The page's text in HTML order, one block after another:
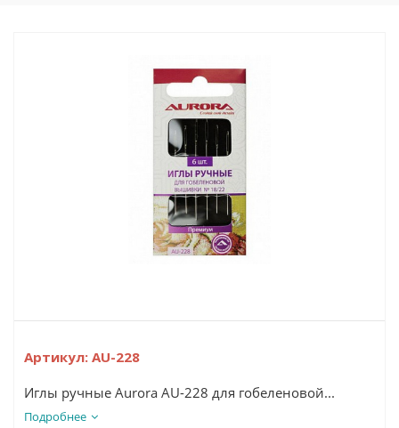
Артикул: AU-228
Иглы ручные Aurora AU-228 для гобеленовой...
Подробнее